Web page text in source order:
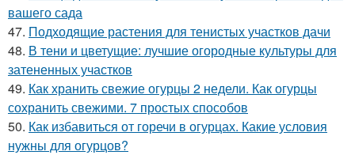
вашего сада
47. Подходящие растения для тенистых участков дачи
48. В тени и цветущие: лучшие огородные культуры для
затененных участков
49. Как хранить свежие огурцы 2 недели. Как огурцы
сохранить свежими. 7 простых способов
50. Как избавиться от горечи в огурцах. Какие условия
нужны для огурцов?